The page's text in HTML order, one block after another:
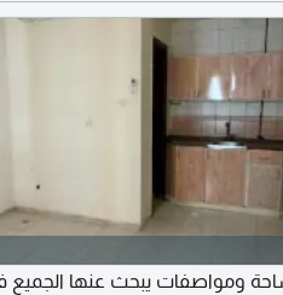
ومواصفات يبحث عنها الجميع